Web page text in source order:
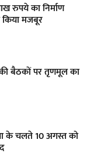
रुपये का निर्माण
किया मजबूर
बैठकों पर तृणमूल का
के चलते 10 अगस्त को